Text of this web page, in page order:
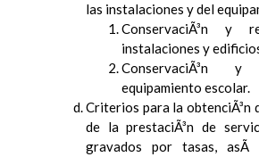
las instalaciones y del
ConservaciÃ³n y
instalaciones y
ConservaciÃ³n
equipamiento escolar.
Criterios para la obtenciÃ³n
de la prestaciÃ³n de
gravados por tasas, asÃ­